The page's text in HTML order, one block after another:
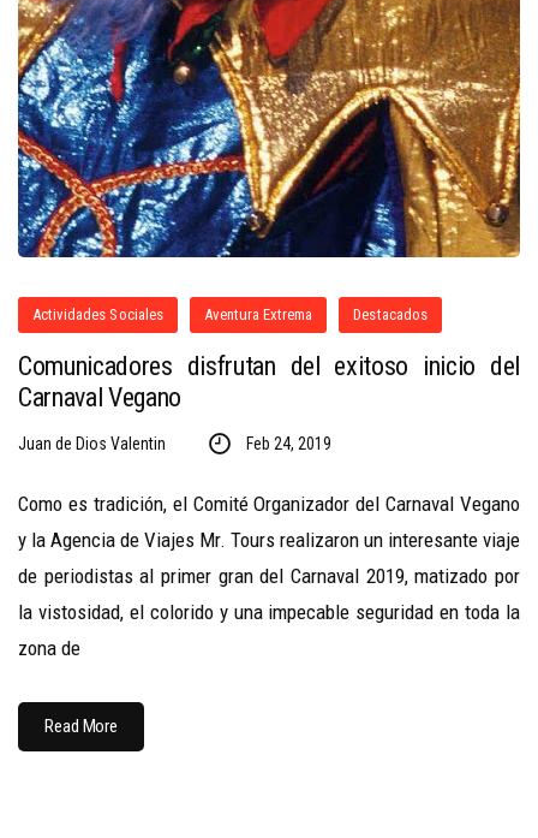
Actividades Sociales Aventura Extrema Destacados
Comunicadores disfrutan del exitoso inicio del
Carnaval Vegano
Juan de Dios Valentin Feb 24, 2019
Como es tradición, el Comité Organizador del Carnaval Vegano
y la Agencia de Viajes Mr. Tours realizaron un interesante viaje
de periodistas al primer gran del Carnaval 2019, matizado por
la vistosidad, el colorido y una impecable seguridad en toda la
zona de
Read More